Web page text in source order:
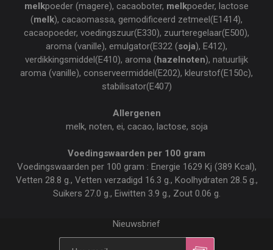
melkpoeder (magere), cacaoboter, melkpoeder, lactose
(melk), cacaomassa, gemodificeerd zetmeel(E1414),
cacaopoeder, voedingszuur(E330), zuurteregelaar(E500),
aroma (vanille), emulgator(E322 (soja), E412),
verdikkingsmiddel(E410), aroma (hazelnoten), natuurlijk
aroma (vanille), conserveermiddel(E202), kleurstof(E150c),
stabilisator(E407)
Allergenen
melk, noten, ei, cacao, lactose, soja
Voedingswaarden per 100 gram
Voedingswaarden per 100 gram : Energie 1629 Kj (389 Kcal),
Vetten 28.8 g., Vetten verzadigd 16.3 g., Koolhydraten 28.5 g.,
Suikers 27.0 g., Eiwitten 3.9 g., Zout 0.06 g.
Nieuwsbrief